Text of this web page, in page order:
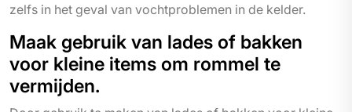
zelfs in het geval van vochtproblemen in de kelder.
Maak gebruik van lades of bakken
voor kleine items om rommel te
vermijden.